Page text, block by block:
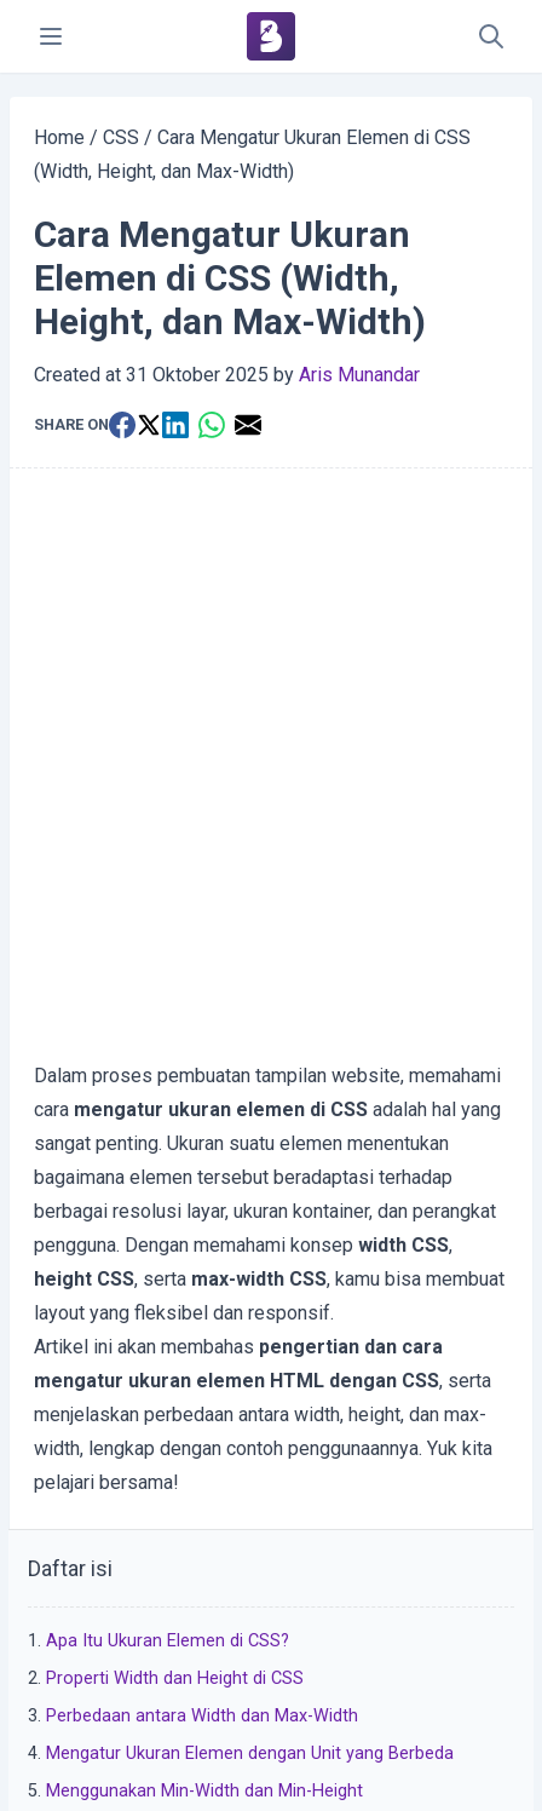
Home / CSS / Cara Mengatur Ukuran Elemen di CSS
(Width, Height, dan Max-Width)
Cara Mengatur Ukuran
Elemen di CSS (Width,
Height, dan Max-Width)
Created at 31 Oktober 2025 by Aris Munandar
SHARE ON
Dalam proses pembuatan tampilan website, memahami
cara mengatur ukuran elemen di CSS adalah hal yang
sangat penting. Ukuran suatu elemen menentukan
bagaimana elemen tersebut beradaptasi terhadap
berbagai resolusi layar, ukuran kontainer, dan perangkat
pengguna. Dengan memahami konsep width CSS,
height CSS, serta max-width CSS, kamu bisa membuat
layout yang fleksibel dan responsif.
Artikel ini akan membahas pengertian dan cara
mengatur ukuran elemen HTML dengan CSS, serta
menjelaskan perbedaan antara width, height, dan max-
width, lengkap dengan contoh penggunaannya. Yuk kita
pelajari bersama!
Daftar isi
Apa Itu Ukuran Elemen di CSS?
Properti Width dan Height di CSS
Perbedaan antara Width dan Max-Width
Mengatur Ukuran Elemen dengan Unit yang Berbeda
Menggunakan Min-Width dan Min-Height